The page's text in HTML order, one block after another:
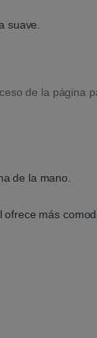
suave.
de la página
de la mano.
más